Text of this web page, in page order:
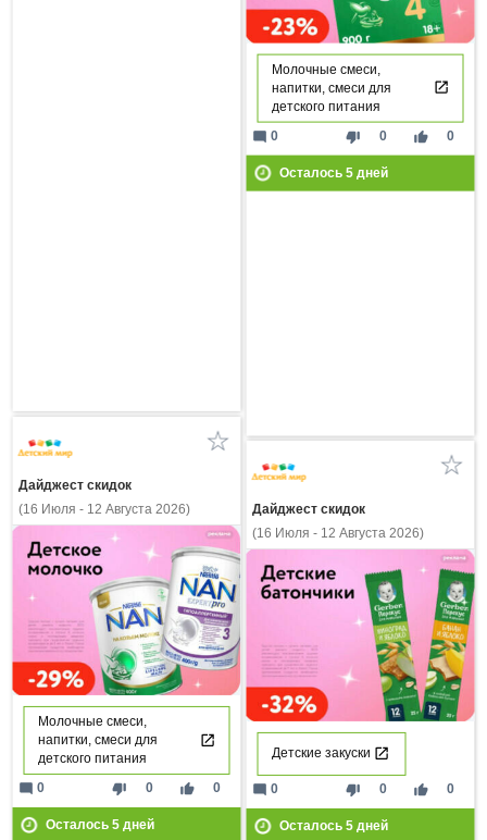
Молочные смеси,
напитки, смеси для
детского питания
thumb_down 0 thumb_up 0
mode_comment 0
Осталось 5дней
Дайджест скидок
(16 Июля - 12 Августа 2026)
Молочные смеси,
напитки, смеси для
детского питания
thumb_down 0 thumb_up 0
mode_comment 0
Осталось 5дней
Дайджест скидок
(16 Июля - 12 Августа 2026)
Детские закуски
thumb_down 0 thumb_up 0
mode_comment 0
Осталось 5дней